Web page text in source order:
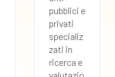
pubblici e
privati
specializ
zati in
ricerca e